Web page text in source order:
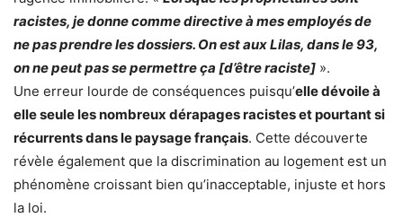
racistes, je donne comme directive à mes employés de
ne pas prendre les dossiers. On est aux Lilas, dans le 93,
on ne peut pas se permettre ça [d’être raciste] ».
Une erreur lourde de conséquences puisqu’elle dévoile à
elle seule les nombreux dérapages racistes et pourtant si
récurrents dans le paysage français. Cette découverte
révèle également que la discrimination au logement est un
phénomène croissant bien qu’inacceptable, injuste et hors
la loi.